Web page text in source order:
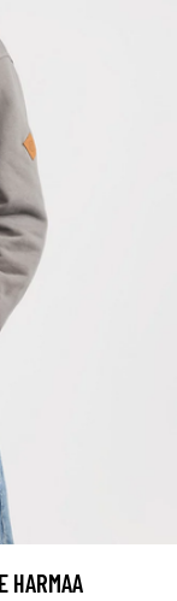
HARMAA